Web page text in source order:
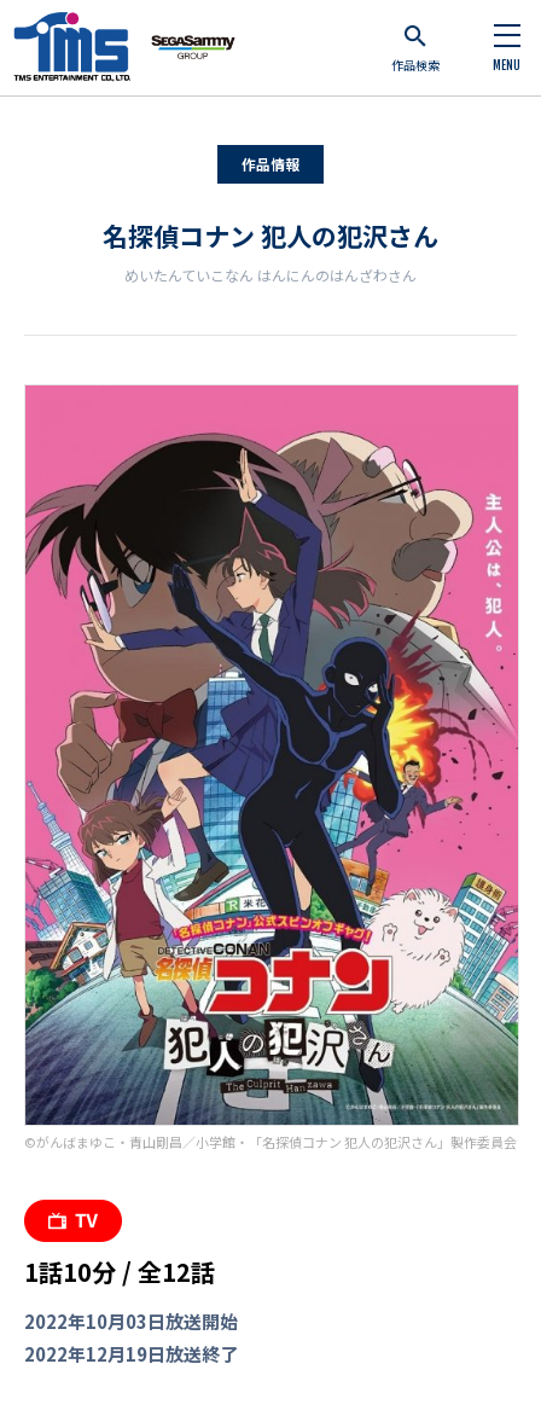
作品検索 MENU
作品情報
名探偵コナン 犯人の犯沢さん
めいたんていこなん はんにんのはんざわさん
©がんばまゆこ・青山剛昌／小学館・「名探偵コナン 犯人の犯沢さん」製作委員会
1話10分 / 全12話
2022年10月03日放送開始
2022年12月19日放送終了